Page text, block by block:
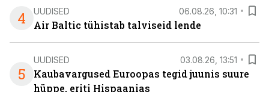
4 UUDISED 06.08.26, 10:31
Air Baltic tühistab talviseid lende
5
UUDISED 03.08.26, 13:51
Kaubavargused Euroopas tegid juunis suure
hüppe, eriti Hispaanias